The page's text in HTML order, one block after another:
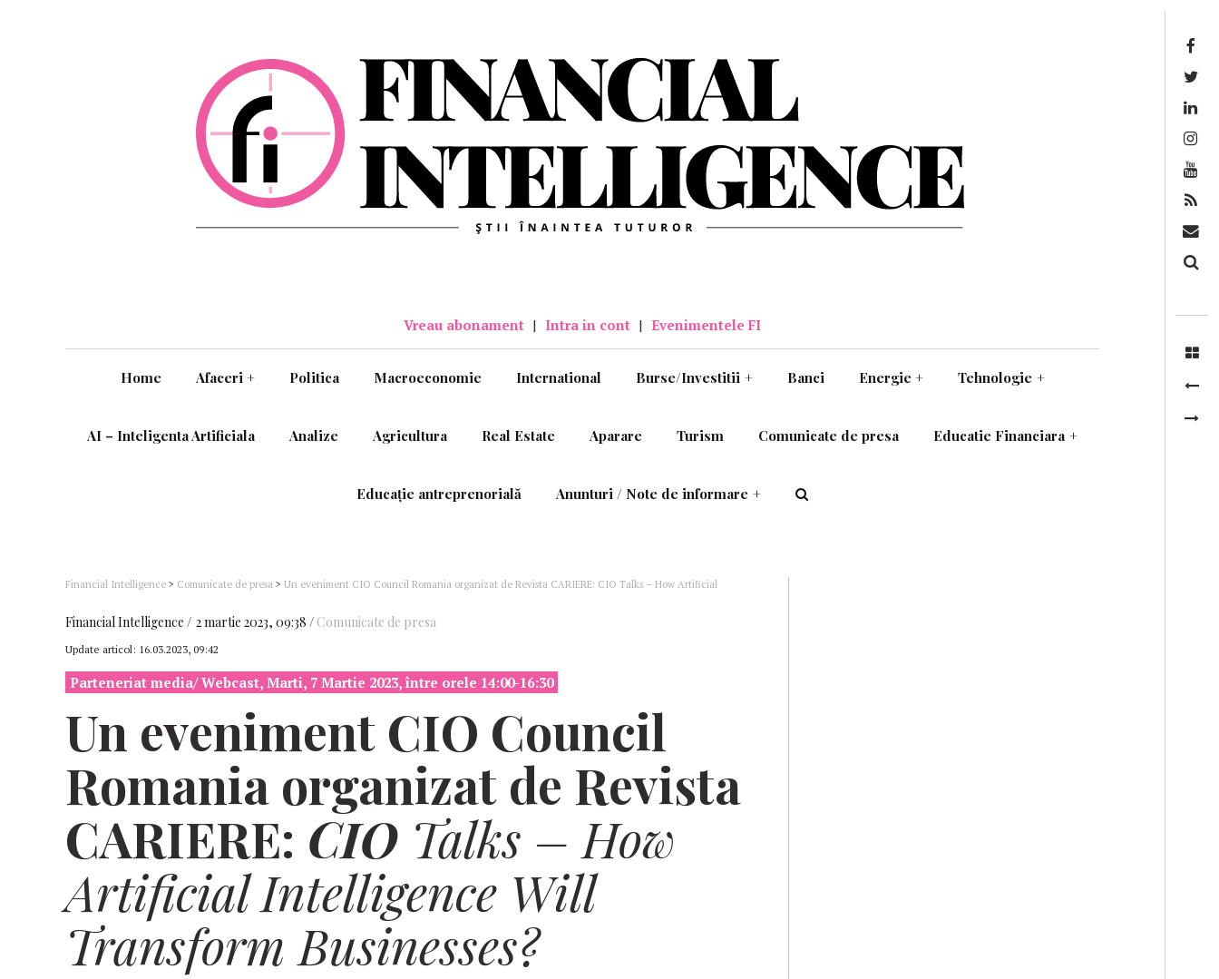
Vreau abonament | Intra in cont | Evenimentele FI
Home Afaceri + Politica Macroeconomie International Burse/Investitii + Banci Energie + Tehnologie +
AI – Inteligenta Artificiala Analize Agricultura Real Estate Aparare Turism Comunicate de presa Educatie Financiara +
Educație antreprenorială Anunturi / Note de informare +
Financial Intelligence > Comunicate de presa > Un eveniment CIO Council Romania organizat de Revista CARIERE: CIO Talks – How Artificial
Financial Intelligence 2 martie 2023, 09:38 Comunicate de presa
Update articol: 16.03.2023, 09:42
Parteneriat media/ Webcast, Marti, 7 Martie 2023, între orele 14:00-16:30
Un eveniment CIO Council
Romania organizat de Revista
CARIERE: CIO Talks – How
Artificial Intelligence Will
Transform Businesses?